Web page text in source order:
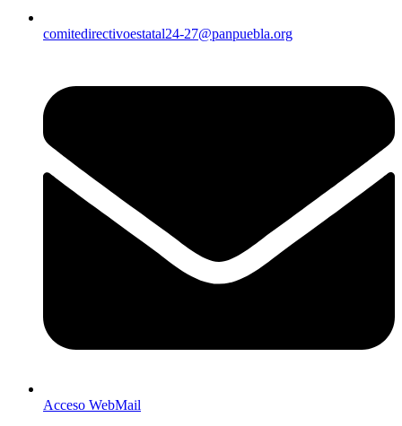
comitedirectivoestatal24-27@panpuebla.org
Acceso WebMail